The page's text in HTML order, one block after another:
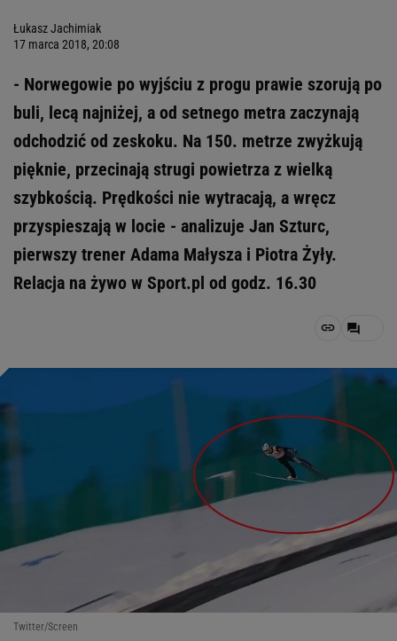
Łukasz Jachimiak
17 marca 2018, 20:08
- Norwegowie po wyjściu z progu prawie szorują po
buli, lecą najniżej, a od setnego metra zaczynają
odchodzić od zeskoku. Na 150. metrze zwyżkują
pięknie, przecinają strugi powietrza z wielką
szybkością. Prędkości nie wytracają, a wręcz
przyspieszają w locie - analizuje Jan Szturc,
pierwszy trener Adama Małysza i Piotra Żyły.
Relacja na żywo w Sport.pl od godz. 16.30
Twitter/Screen